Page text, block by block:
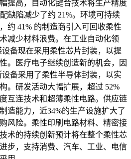
提高，自动化键合技术将生产精度
缺陷减少了约 21%。环境可持续
约 41% 的制造商引入可回收柔性
减少材料浪费。在工业自动化领
备现在采用柔性芯片封装，以提
。医疗电子继续创造新的机会，因
备采用了柔性半导体封装，以实
。研发活动大幅扩展，超过 52%
互连技术和超薄柔性电路。供应链
造能力，近34%的生产设施扩大了
风险。柔性印刷电路材料、精密接
术的持续创新预计将在整个柔性芯
步，支持消费、汽车、工业、电信